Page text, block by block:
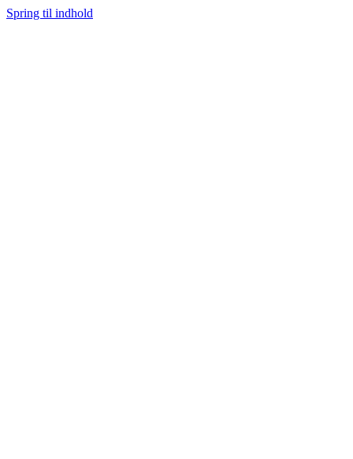
Spring til indhold